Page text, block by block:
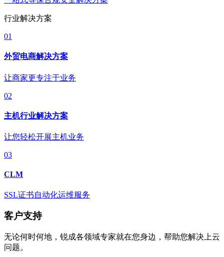
行业解决方案
01
外贸电商解决方案
让商家更专注于业务
02
主机行业解决方案
让您轻松开展主机业务
03
CLM
SSL证书自动化运维服务
客户支持
无论何时何地，锐成各领域专家就在您身边，帮助您解决上云
问题。